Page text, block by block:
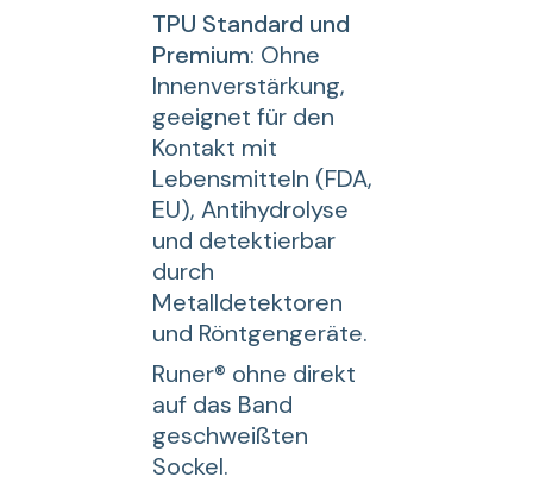
TPU Standard und
Premium: Ohne
Innenverstärkung,
geeignet für den
Kontakt mit
Lebensmitteln (FDA,
EU), Antihydrolyse
und detektierbar
durch
Metalldetektoren
und Röntgengeräte.
Runer® ohne direkt
auf das Band
geschweißten
Sockel.